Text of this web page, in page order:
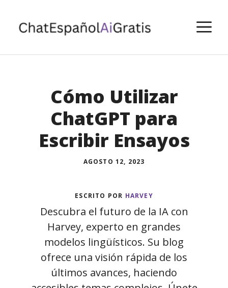
contenido
Cómo Utilizar
ChatGPT para
Escribir Ensayos
AGOSTO 12, 2023
ESCRITO POR HARVEY
Descubra el futuro de la IA con
Harvey, experto en grandes
modelos lingüísticos. Su blog
ofrece una visión rápida de los
últimos avances, haciendo